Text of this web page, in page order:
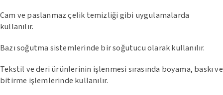
Cam ve paslanmaz çelik temizliği gibi uygulamalarda
kullanılır.
Bazı soğutma sistemlerinde bir soğutucu olarak kullanılır.
Tekstil ve deri ürünlerinin işlenmesi sırasında boyama, baskı ve
bitirme işlemlerinde kullanılır.